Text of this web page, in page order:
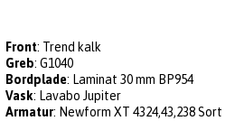
Front: Trend kalk
Greb: G1040
Bordplade: Laminat 30 mm BP954
Vask: Lavabo Jupiter
Armatur: Newform XT 4324,43,238 Sort